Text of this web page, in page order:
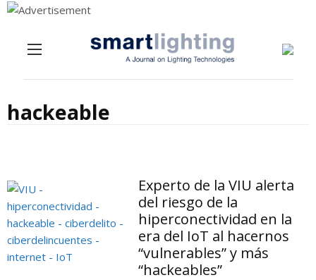
hackeable
Experto de la VIU alerta
del riesgo de la
hiperconectividad en la
era del IoT al hacernos
“vulnerables” y más
“hackeables”